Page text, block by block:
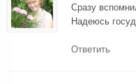
Сразу
Надеюсь
Ответить